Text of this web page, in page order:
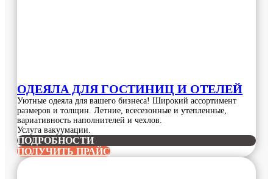
ОДЕЯЛА ДЛЯ ГОСТИНИЦ И ОТЕЛЕЙ
Уютные одеяла для вашего бизнеса! Широкий ассортимент
размеров и толщин. Летние, всесезонные и утепленные,
вариативность наполнителей и чехлов.
Услуга вакуумации.
ПОДРОБНОСТИ
ПОЛУЧИТЬ ПРАЙС